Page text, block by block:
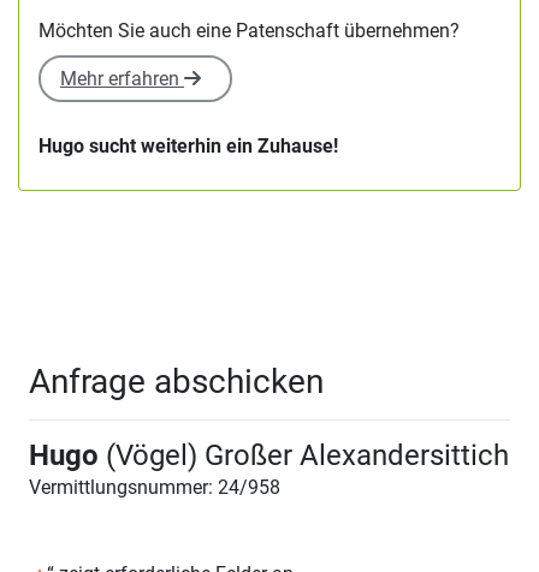
Möchten Sie auch eine Patenschaft übernehmen?
Mehr erfahren
Hugo sucht weiterhin ein Zuhause!
Anfrage abschicken
Hugo (Vögel) Großer Alexandersittich
Vermittlungsnummer: 24/958